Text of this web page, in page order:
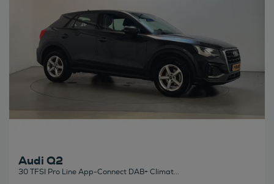
Audi Q2
30 TFSI Pro Line App-Connect DAB+ Climat...